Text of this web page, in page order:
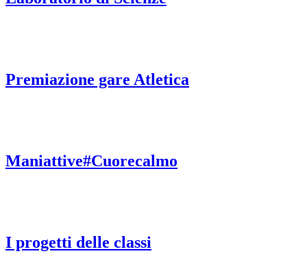
Premiazione gare Atletica
Maniattive#Cuorecalmo
I progetti delle classi